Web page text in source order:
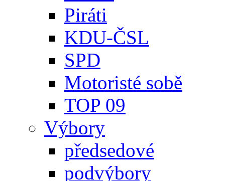
Piráti
KDU-ČSL
SPD
Motoristé sobě
TOP 09
Výbory
předsedové
podvýbory